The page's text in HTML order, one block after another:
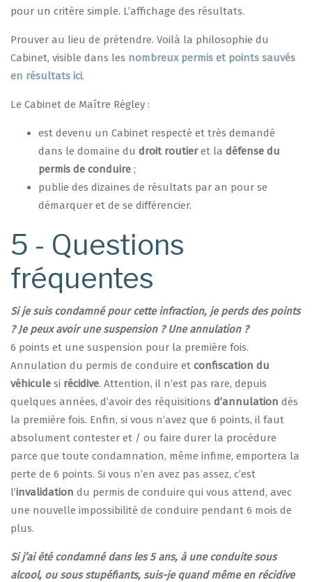
pour un critère simple. L’affichage des résultats.
Prouver au lieu de prétendre. Voilà la philosophie du
Cabinet, visible dans les nombreux permis et points sauvés
en résultats ici.
Le Cabinet de Maître Régley :
est devenu un Cabinet respecté et très demandé
dans le domaine du droit routieret la défense du
permis de conduire ;
publie des dizaines de résultats par an pour se
démarquer et de se différencier.
5 - Questions
fréquentes
Si je suis condamné pour cette infraction, je perds des points
? Je peux avoir une suspension ? Une annulation ?
6 points et une suspension pour la première fois.
Annulation du permis de conduire et confiscation du
véhicule si récidive. Attention, il n’est pas rare, depuis
quelques années, d’avoir des réquisitions d’annulation dès
la première fois. Enfin, si vous n’avez que 6 points, il faut
absolument contester et / ou faire durer la procédure
parce que toute condamnation, même infime, emportera la
perte de 6 points. Si vous n’en avez pas assez, c’est
l’invalidation du permis de conduire qui vous attend, avec
une nouvelle impossibilité de conduire pendant 6 mois de
plus.
Si j’ai été condamné dans les 5 ans, à une conduite sous
alcool, ou sous stupéfiants, suis-je quand même en récidive